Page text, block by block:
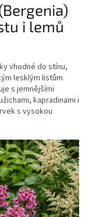
i lemů
vhodné do stínu,
lesklým listům
s jemnějšími
kapradinami i
s vysokou